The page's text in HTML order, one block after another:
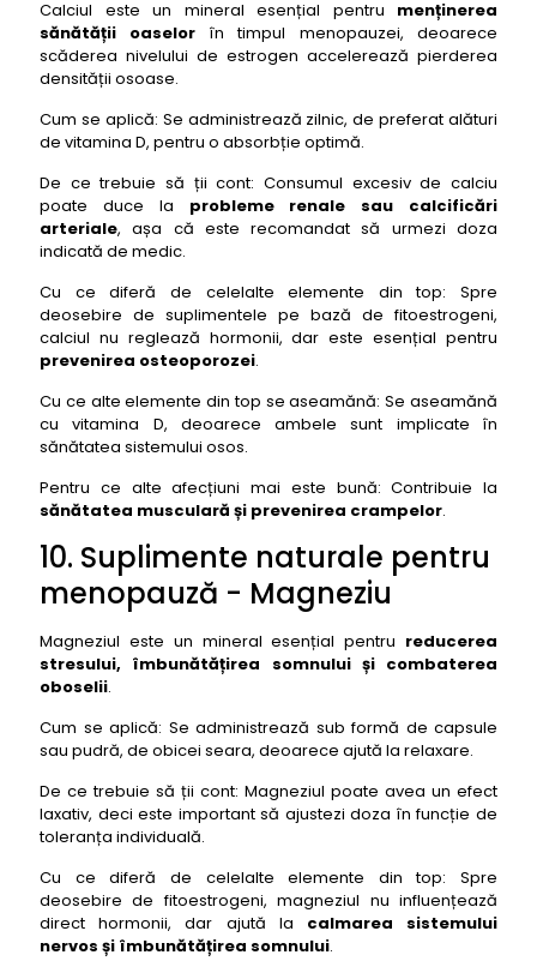
Calciul este un mineral esențial pentru menținerea
sănătății oaselor în timpul menopauzei, deoarece
scăderea nivelului de estrogen accelerează pierderea
densității osoase.
Cum se aplică: Se administrează zilnic, de preferat alături
de vitamina D, pentru o absorbție optimă.
De ce trebuie să ții cont: Consumul excesiv de calciu
poate duce la probleme renale sau calcificări
arteriale, așa că este recomandat să urmezi doza
indicată de medic.
Cu ce diferă de celelalte elemente din top: Spre
deosebire de suplimentele pe bază de fitoestrogeni,
calciul nu reglează hormonii, dar este esențial pentru
prevenirea osteoporozei.
Cu ce alte elemente din top se aseamănă: Se aseamănă
cu vitamina D, deoarece ambele sunt implicate în
sănătatea sistemului osos.
Pentru ce alte afecțiuni mai este bună: Contribuie la
sănătatea musculară și prevenirea crampelor.
10. Suplimente naturale pentru
menopauză - Magneziu
Magneziul este un mineral esențial pentru reducerea
stresului, îmbunătățirea somnului și combaterea
oboselii.
Cum se aplică: Se administrează sub formă de capsule
sau pudră, de obicei seara, deoarece ajută la relaxare.
De ce trebuie să ții cont: Magneziul poate avea un efect
laxativ, deci este important să ajustezi doza în funcție de
toleranța individuală.
Cu ce diferă de celelalte elemente din top: Spre
deosebire de fitoestrogeni, magneziul nu influențează
direct hormonii, dar ajută la calmarea sistemului
nervos și îmbunătățirea somnului.